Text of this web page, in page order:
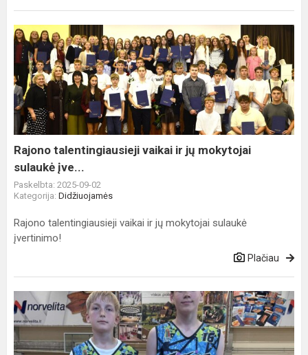
Rajono
talentingiausieji
vaikai
ir
jų
mokytojai
sulaukė
įve...
Rajono talentingiausieji vaikai ir jų mokytojai
sulaukė įve...
Paskelbta: 2025-09-02
Kategorija: Didžiuojamės
Rajono talentingiausieji vaikai ir jų mokytojai sulaukė
įvertinimo!
Plačiau
Kretingos
SM
krepšininkai
sudalyvavo